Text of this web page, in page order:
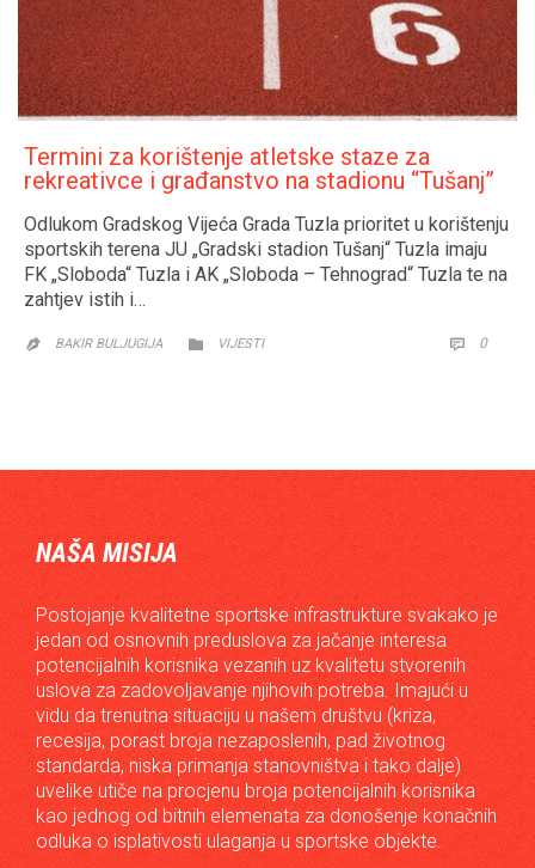
Termini za korištenje atletske staze za
rekreativce i građanstvo na stadionu “Tušanj”
Odlukom Gradskog Vijeća Grada Tuzla prioritet u korištenju
sportskih terena JU „Gradski stadion Tušanj“ Tuzla imaju
FK „Sloboda“ Tuzla i AK „Sloboda – Tehnograd“ Tuzla te na
zahtjev istih i…
 BAKIR BULJUGIJA  CATEGORY
VIJESTI  0
NAŠA MISIJA
Postojanje kvalitetne sportske infrastrukture svakako je
jedan od osnovnih preduslova za jačanje interesa
potencijalnih korisnika vezanih uz kvalitetu stvorenih
uslova za zadovoljavanje njihovih potreba. Imajući u
vidu da trenutna situaciju u našem društvu (kriza,
recesija, porast broja nezaposlenih, pad životnog
standarda, niska primanja stanovništva i tako dalje)
uvelike utiče na procjenu broja potencijalnih korisnika
kao jednog od bitnih elemenata za donošenje konačnih
odluka o isplativosti ulaganja u sportske objekte.